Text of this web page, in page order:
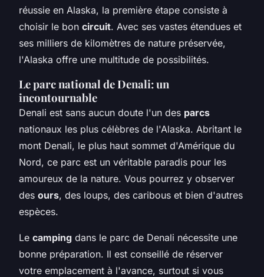
réussie en Alaska, la première étape consiste à
choisir le bon circuit. Avec ses vastes étendues et
ses milliers de kilomètres de nature préservée,
l'Alaska offre une multitude de possibilités.
Le parc national de Denali: un
incontournable
Denali est sans aucun doute l'un des parcs
nationaux les plus célèbres de l'Alaska. Abritant le
mont Denali, le plus haut sommet d'Amérique du
Nord, ce parc est un véritable paradis pour les
amoureux de la nature. Vous pourrez y observer
des ours, des loups, des caribous et bien d'autres
espèces.
Le camping dans le parc de Denali nécessite une
bonne préparation. Il est conseillé de réserver
votre emplacement à l'avance, surtout si vous